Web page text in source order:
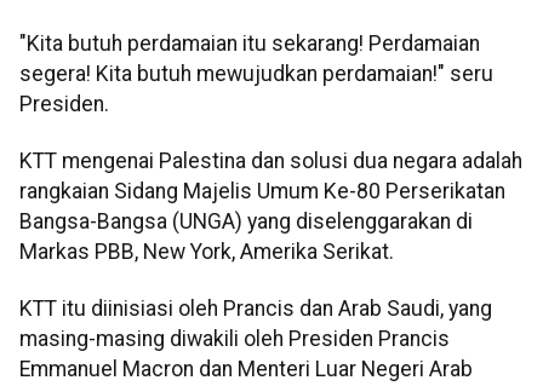
"Kita butuh perdamaian itu sekarang! Perdamaian
segera! Kita butuh mewujudkan perdamaian!" seru
Presiden.
KTT mengenai Palestina dan solusi dua negara adalah
rangkaian Sidang Majelis Umum Ke-80 Perserikatan
Bangsa-Bangsa (UNGA) yang diselenggarakan di
Markas PBB, New York, Amerika Serikat.
KTT itu diinisiasi oleh Prancis dan Arab Saudi, yang
masing-masing diwakili oleh Presiden Prancis
Emmanuel Macron dan Menteri Luar Negeri Arab